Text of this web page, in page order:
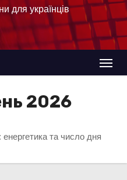
для українців
2026
та число дня